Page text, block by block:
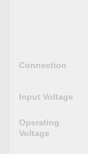
Connection
Input Voltage
Operating
Voltage